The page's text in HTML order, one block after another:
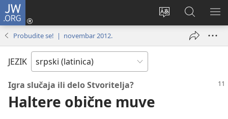
JW.ORG
Promeni
Prijava
(otvara
Pretraga
sajta
JW.ORG
Probudite se! | novembar 2012.
JEZIK
Igra slučaja ili delo Stvoritelja?
Haltere obične muve